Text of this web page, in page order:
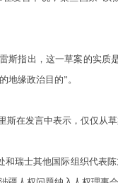
指出，这一草案的实质
地缘政治目的”。
在发言中表示，仅仅从草
士其他国际组织代表陈